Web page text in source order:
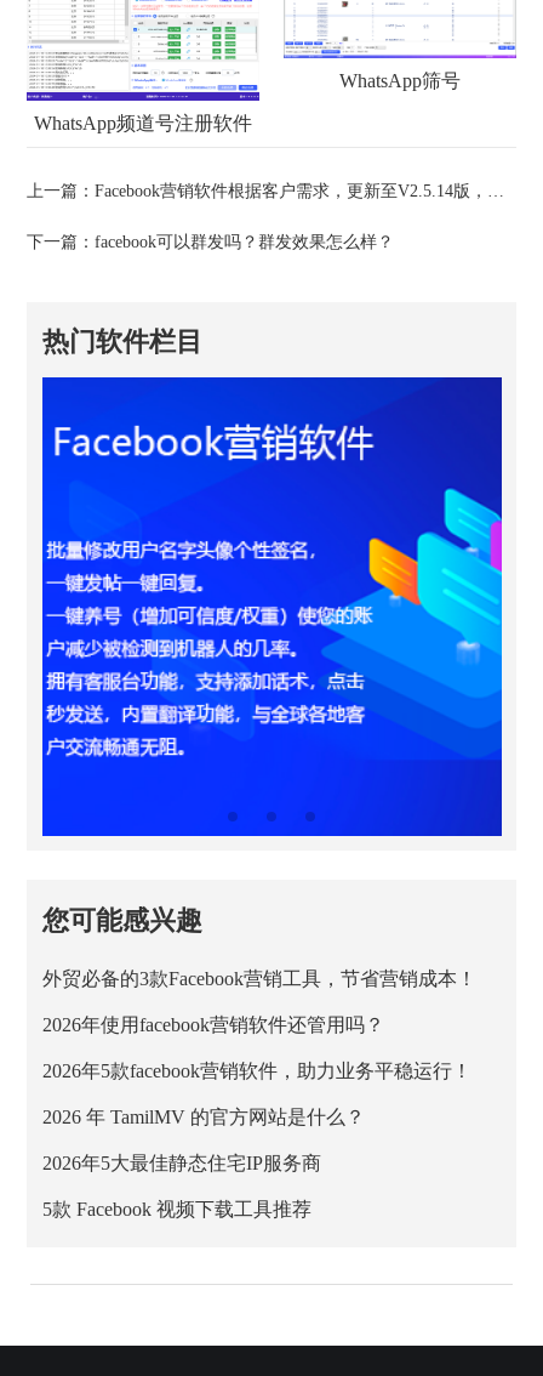
WhatsApp频道号注册软件
WhatsApp筛号
上一篇：Facebook营销软件根据客户需求，更新至V2.5.14版，新增无视频模式
下一篇：facebook可以群发吗？群发效果怎么样？
热门软件栏目
您可能感兴趣
外贸必备的3款Facebook营销工具，节省营销成本！
2026年使用facebook营销软件还管用吗？
2026年5款facebook营销软件，助力业务平稳运行！
2026 年 TamilMV 的官方网站是什么？
2026年5大最佳静态住宅IP服务商
5款 Facebook 视频下载工具推荐